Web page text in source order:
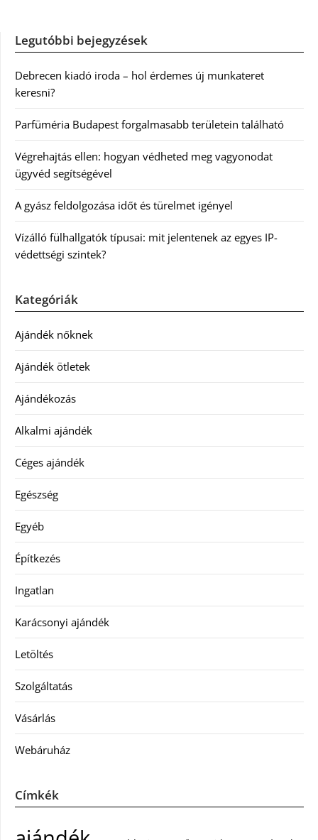
Legutóbbi bejegyzések
Debrecen kiadó iroda – hol érdemes új munkateret
keresni?
Parfüméria Budapest forgalmasabb területein található
Végrehajtás ellen: hogyan védheted meg vagyonodat
ügyvéd segítségével
A gyász feldolgozása időt és türelmet igényel
Vízálló fülhallgatók típusai: mit jelentenek az egyes IP-
védettségi szintek?
Kategóriák
Ajándék nőknek
Ajándék ötletek
Ajándékozás
Alkalmi ajándék
Céges ajándék
Egészség
Egyéb
Építkezés
Ingatlan
Karácsonyi ajándék
Letöltés
Szolgáltatás
Vásárlás
Webáruház
Címkék